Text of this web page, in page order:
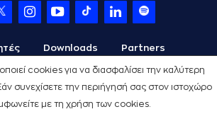
cookies για να διασφαλίσει την καλύτερη
συνεχίσετε την περιήγησή σας στον ιστοχώρο
με τη χρήση των cookies.
Downloads Partners